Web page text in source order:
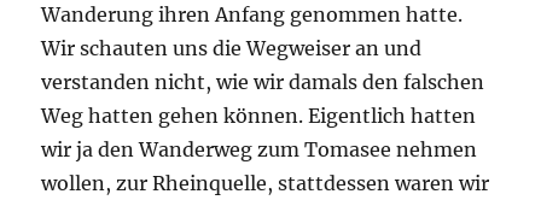
Wanderung ihren Anfang genommen hatte.
Wir schauten uns die Wegweiser an und
verstanden nicht, wie wir damals den falschen
Weg hatten gehen können. Eigentlich hatten
wir ja den Wanderweg zum Tomasee nehmen
wollen, zur Rheinquelle, stattdessen waren wir